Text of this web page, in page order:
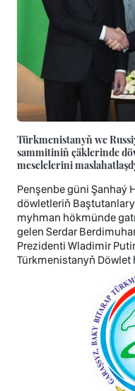
Türkmenistanyň we
sammitiniň çäklerinde
meselelerini
Penşenbe güni Şanhaý
döwletleriň
myhman hökmünde
gelen Serdar
Prezidenti Wladimir
Türkmenistanyň Döwlet